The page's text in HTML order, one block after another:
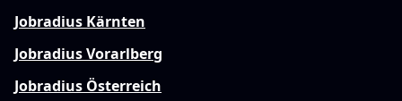
Jobradius Kärnten
Jobradius Vorarlberg
Jobradius Österreich